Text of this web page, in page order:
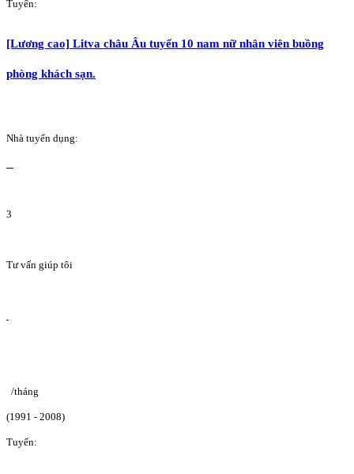
Tuyển:
[Lương cao] Litva châu Âu tuyển 10 nam nữ nhân viên buồng
phòng khách sạn.
Nhà tuyển dụng:
3
Tư vấn giúp tôi
/tháng
(1991 - 2008)
Tuyển: